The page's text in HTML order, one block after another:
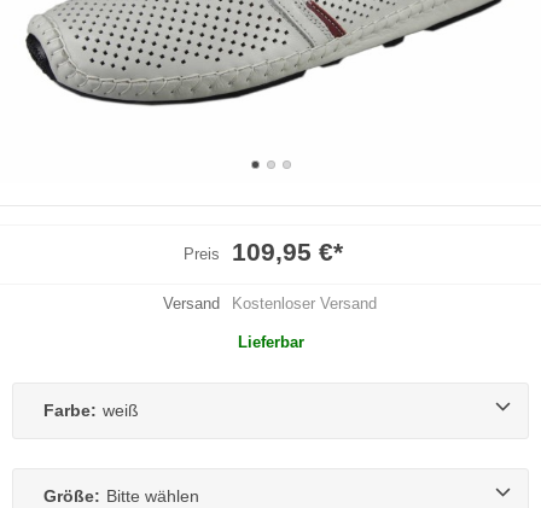
Preis 109,95 €*
Versand Kostenloser Versand
Lieferbar
Farbe: weiß
Größe: Bitte wählen